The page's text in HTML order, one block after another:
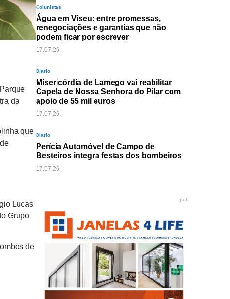
da
que
Lucas
Grupo
de
Colunistas
Água em Viseu: entre promessas,
renegociações e garantias que não
podem ficar por escrever
17.07.26
Diário
Misericórdia de Lamego vai reabilitar
Capela de Nossa Senhora do Pilar com
apoio de 55 mil euros
17.07.26
Diário
Perícia Automóvel de Campo de
Besteiros integra festas dos bombeiros
17.07.26
pub